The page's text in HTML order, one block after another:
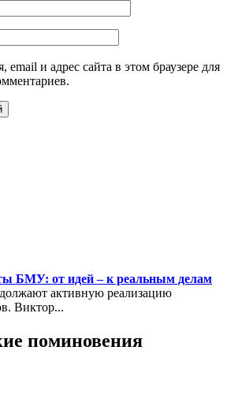
и адрес сайта в этом браузере для
БМУ: от идей – к реальным делам
активную реализацию
Виктор...
поминовения